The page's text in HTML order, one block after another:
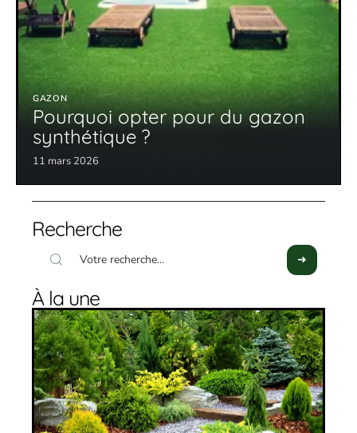
GAZON
Pourquoi opter pour du gazon
synthétique ?
11 mars 2026
Recherche
À la une